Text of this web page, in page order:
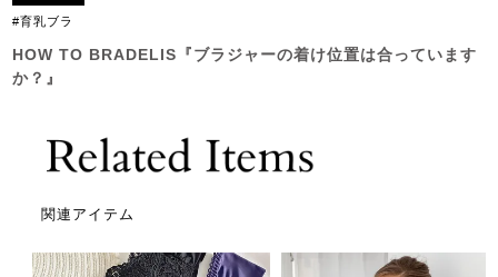
#育乳ブラ
HOW TO BRADELIS『ブラジャーの着け位置は合っています
か？』
関連アイテム